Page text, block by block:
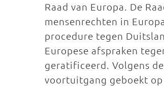
Raad van Europa. De
mensenrechten in
procedure tegen
Europese afspraken
geratificeerd. Volgens
voortuitgang geboekt